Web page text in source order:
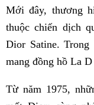
Mới đây, thương
thuộc chiến dịch
Dior Satine. Trong
mang đồng hồ La
Từ năm 1975,